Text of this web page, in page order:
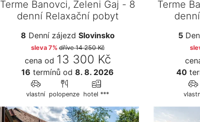
Terme Banovci, Zeleni Gaj - 8
denní Relaxační pobyt
8 Denní zájezd Slovinsko
sleva 7% dříve14 250 Kč
cena od 13 300 Kč
16 termínů od 8. 8. 2026
vlastní polopenze hotel ***
Terme
5
40